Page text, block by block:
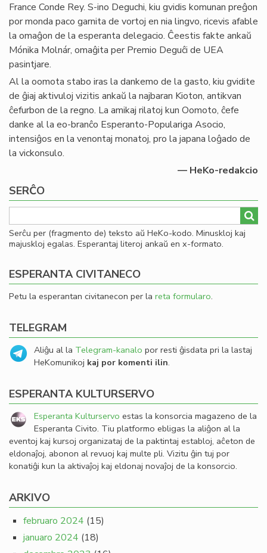
France Conde Rey. S-ino Deguchi, kiu gvidis komunan preĝon
por monda paco garnita de vortoj en nia lingvo, ricevis afable
la omaĝon de la esperanta delegacio. Ĉeestis fakte ankaŭ
Mónika Molnár, omaĝita per Premio Deguĉi de UEA
pasintjare.
Al la oomota stabo iras la dankemo de la gasto, kiu gvidite
de ĝiaj aktivuloj vizitis ankaŭ la najbaran Kioton, antikvan
ĉefurbon de la regno. La amikaj rilatoj kun Oomoto, ĉefe
danke al la eo-branĉo Esperanto-Populariga Asocio,
intensiĝos en la venontaj monatoj, pro la japana loĝado de
la vickonsulo.
— HeKo-redakcio
SERĈO
Serĉu per (fragmento de) teksto aŭ HeKo-kodo. Minuskloj kaj
majuskloj egalas. Esperantaj literoj ankaŭ en x-formato.
ESPERANTA CIVITANECO
Petu la esperantan civitanecon per la reta formularo.
TELEGRAM
Aliĝu al la Telegram-kanalo por resti ĝisdata pri la lastaj
HeKomunikoj kaj por komenti ilin.
ESPERANTA KULTURSERVO
Esperanta Kulturservo estas la konsorcia magazeno de la
Esperanta Civito. Tiu platformo ebligas la aliĝon al la
eventoj kaj kursoj organizataj de la paktintaj establoj, aĉeton de
eldonaĵoj, abonon al revuoj kaj multe pli. Vizitu ĝin tuj por
konatiĝi kun la aktivaĵoj kaj eldonaj novaĵoj de la konsorcio.
ARKIVO
februaro 2024 (15)
januaro 2024 (18)